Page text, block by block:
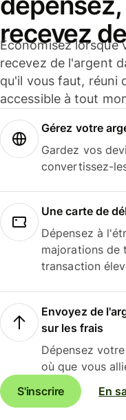
recevez
Économisez lorsque
recevez de l'argent
qu'il vous faut, réuni
accessible à tout
Gérez votre
Gardez vos
convertissez-
Une carte de
Dépensez à
majorations de
transaction
Envoyez de
sur les frais
Dépensez
où que vous
S'inscrire
En